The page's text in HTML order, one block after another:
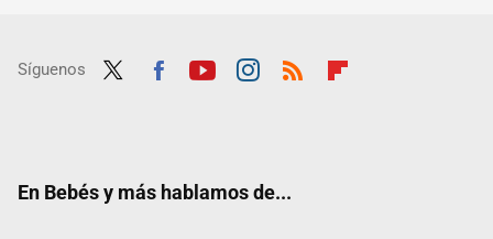
Síguenos
En Bebés y más hablamos de...